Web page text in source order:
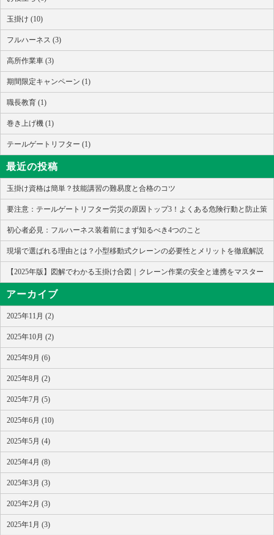
玉掛け (10)
フルハーネス (3)
高所作業車 (3)
期間限定キャンペーン (1)
職長教育 (1)
巻き上げ機 (1)
テールゲートリフター (1)
最近の投稿
玉掛け資格は簡単？技能講習の難易度と合格のコツ
要注意：テールゲートリフター労災の原因トップ3！よくある危険行動と防止策
初心者必見：フルハーネス装着前にまず知るべき4つのこと
現場で選ばれる理由とは？小型移動式クレーンの必要性とメリットを徹底解説
【2025年版】図解でわかる玉掛け合図｜クレーン作業の安全と連携をマスター
アーカイブ
2025年11月 (2)
2025年10月 (2)
2025年9月 (6)
2025年8月 (2)
2025年7月 (5)
2025年6月 (10)
2025年5月 (4)
2025年4月 (8)
2025年3月 (3)
2025年2月 (3)
2025年1月 (3)